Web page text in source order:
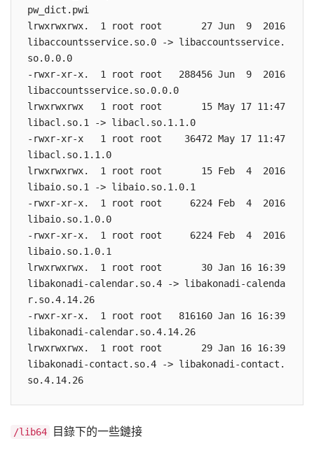
pw_dict.pwi
lrwxrwxrwx.  1 root root       27 Jun  9  2016
libaccountsservice.so.0 -> libaccountsservice.
so.0.0.0
-rwxr-xr-x.  1 root root   288456 Jun  9  2016
libaccountsservice.so.0.0.0
lrwxrwxrwx   1 root root       15 May 17 11:47
libacl.so.1 -> libacl.so.1.1.0
-rwxr-xr-x   1 root root    36472 May 17 11:47
libacl.so.1.1.0
lrwxrwxrwx.  1 root root       15 Feb  4  2016
libaio.so.1 -> libaio.so.1.0.1
-rwxr-xr-x.  1 root root     6224 Feb  4  2016
libaio.so.1.0.0
-rwxr-xr-x.  1 root root     6224 Feb  4  2016
libaio.so.1.0.1
lrwxrwxrwx.  1 root root       30 Jan 16 16:39
libakonadi-calendar.so.4 -> libakonadi-calenda
r.so.4.14.26
-rwxr-xr-x.  1 root root   816160 Jan 16 16:39
libakonadi-calendar.so.4.14.26
lrwxrwxrwx.  1 root root       29 Jan 16 16:39
libakonadi-contact.so.4 -> libakonadi-contact.
/lib64 目錄下的一些鏈接